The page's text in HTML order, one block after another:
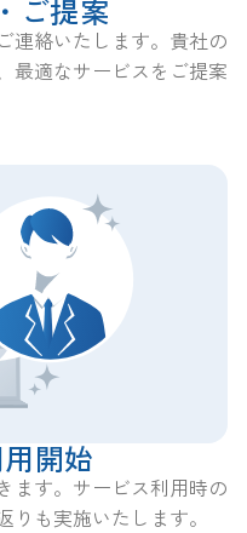
ご提案
連絡いたします。貴社の
最適なサービスをご提案
開始
ます。サービス利用時の
も実施いたします。